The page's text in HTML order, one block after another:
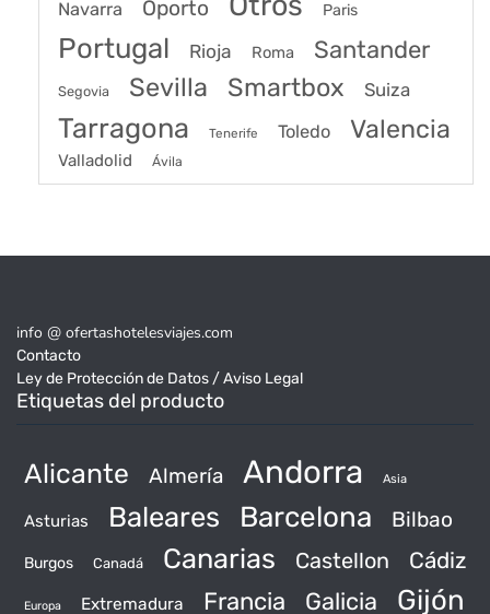
Navarra Oporto Paris
Portugal Rioja Roma Santander
Segovia Sevilla Smartbox Suiza
Tarragona Tenerife Toledo Valencia
Valladolid Ávila
info @ ofertashotelesviajes.com
Contacto
Ley de Protección de Datos / Aviso Legal
Etiquetas del producto
Alicante Almería Andorra Asia
Asturias Baleares Barcelona Bilbao
Burgos Canadá Canarias Castellon Cádiz
Europa Extremadura Francia Galicia Gijón